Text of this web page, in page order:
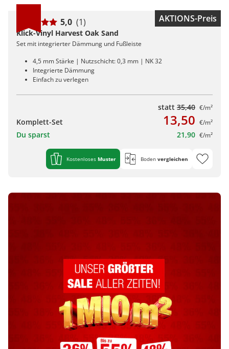
AKTIONS-Preis
5,0 (1)
Klick-Vinyl Harvest Oak Sand
Set mit integrierter Dämmung und Fußleiste
4,5 mm Stärke | Nutzschicht: 0,3 mm | NK 32
Integrierte Dämmung
Einfach zu verlegen
statt 35,40 €/m²
Komplett-Set 13,50 €/m²
Du sparst 21,90 €/m²
Kostenloses Muster Boden vergleichen